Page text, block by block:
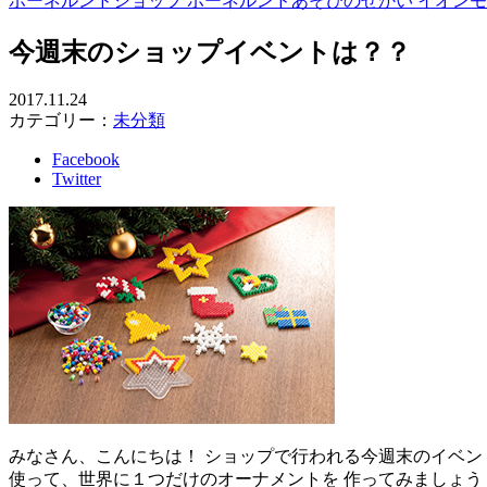
今週末のショップイベントは？？
2017.11.24
カテゴリー： 未分類
Facebook
Twitter
みなさん、こんにちは！ ショップで行われる今週末のイベ
使って、世界に１つだけのオーナメントを 作ってみましょ